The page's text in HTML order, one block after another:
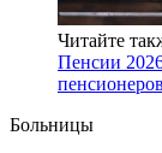
Читайте
Пенсии
Больницы